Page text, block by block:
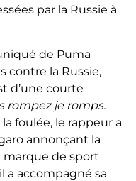
par la Russie à
de Puma
contre la Russie,
d’une courte
rompez je romps.
la foulée, le rappeur a
annonçant la
marque de sport
a accompagné sa